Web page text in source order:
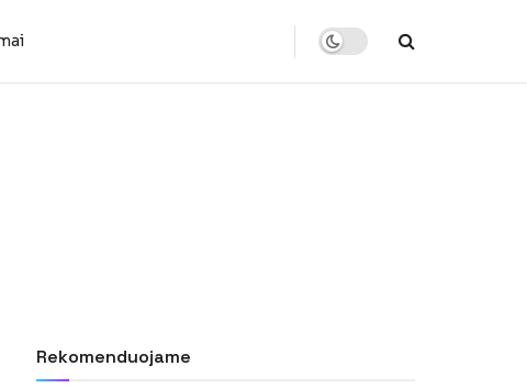
Rekomenduojame